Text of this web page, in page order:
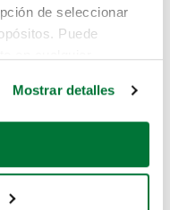
de seleccionar
Puede
ubicación geográfica
Mostrar detalles
que estás